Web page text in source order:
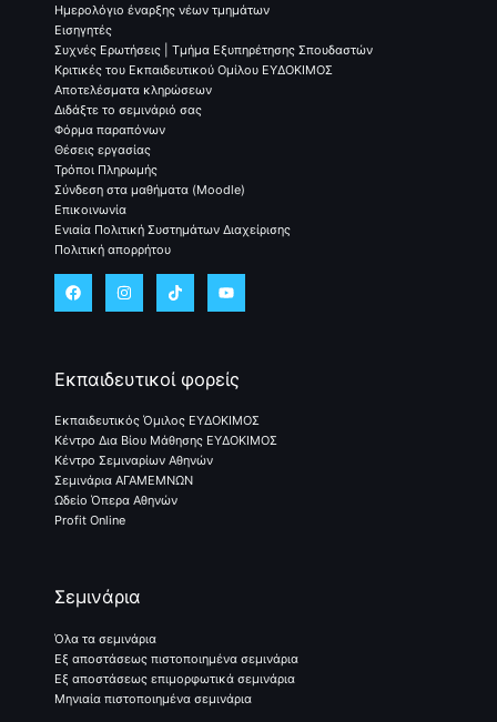
Ημερολόγιο έναρξης νέων τμημάτων
Εισηγητές
Συχνές Ερωτήσεις | Τμήμα Εξυπηρέτησης Σπουδαστών
Κριτικές του Εκπαιδευτικού Ομίλου ΕΥΔΟΚΙΜΟΣ
Αποτελέσματα κληρώσεων
Διδάξτε το σεμινάριό σας
Φόρμα παραπόνων
Θέσεις εργασίας
Τρόποι Πληρωμής
Σύνδεση στα μαθήματα (Moodle)
Επικοινωνία
Ενιαία Πολιτική Συστημάτων Διαχείρισης
Πολιτική απορρήτου
Εκπαιδευτικοί φορείς
Εκπαιδευτικός Όμιλος ΕΥΔΟΚΙΜΟΣ
Κέντρο Δια Βίου Μάθησης ΕΥΔΟΚΙΜΟΣ
Κέντρο Σεμιναρίων Αθηνών
Σεμινάρια ΑΓΑΜΕΜΝΩΝ
Ωδείο Όπερα Αθηνών
Profit Online
Σεμινάρια
Όλα τα σεμινάρια
Εξ αποστάσεως πιστοποιημένα σεμινάρια
Εξ αποστάσεως επιμορφωτικά σεμινάρια
Μηνιαία πιστοποιημένα σεμινάρια